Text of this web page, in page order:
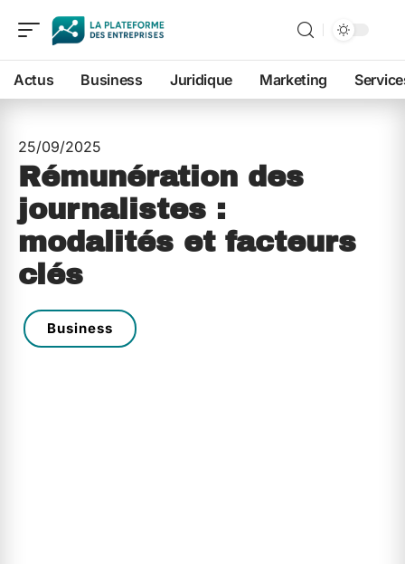
Actus Business Juridique Marketing
25/09/2025
Rémunération des
journalistes :
modalités et facteurs
clés
Business